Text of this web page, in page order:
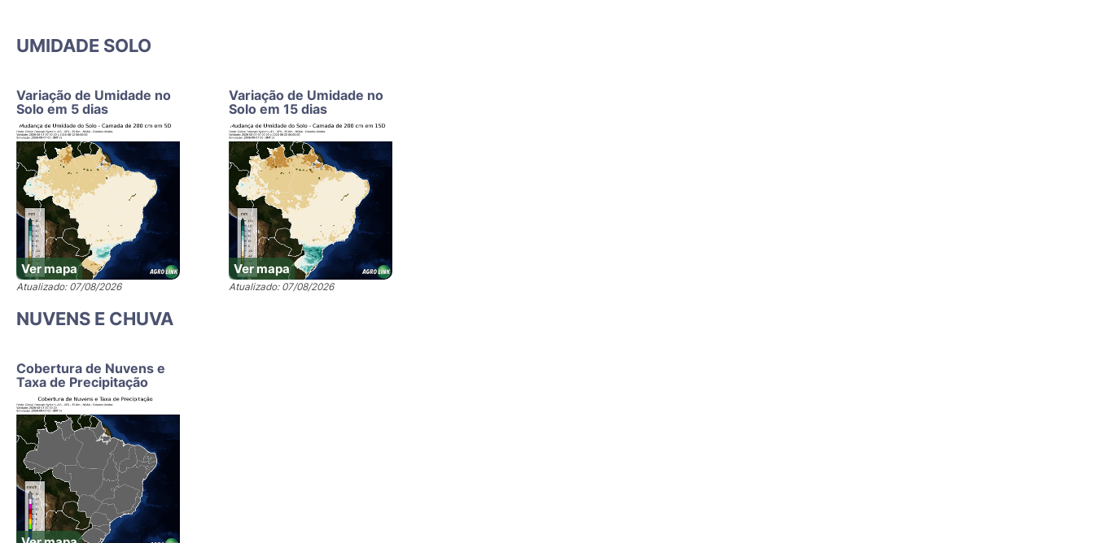
UMIDADE SOLO
Variação de Umidade no
Solo em 5 dias
Ver mapa
Atualizado: 07/08/2026
Variação de Umidade no
Solo em 15 dias
Ver mapa
Atualizado: 07/08/2026
NUVENS E CHUVA
Cobertura de Nuvens e
Taxa de Precipitação